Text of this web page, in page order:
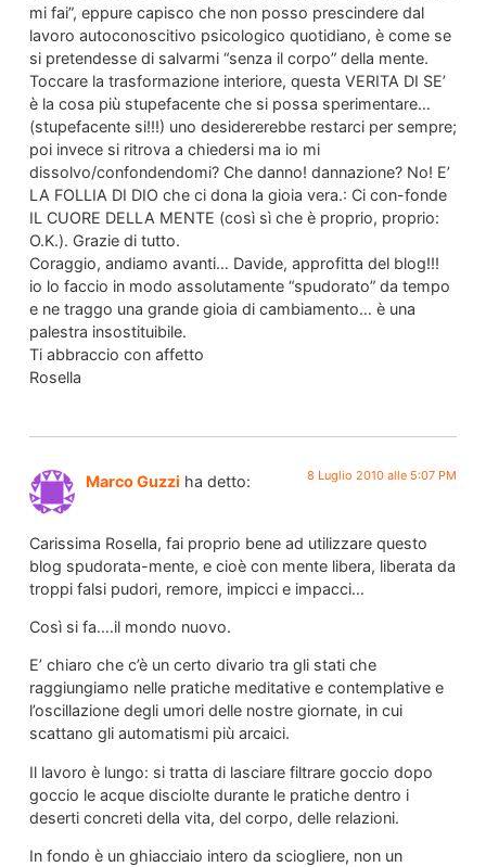
mi fai”, eppure capisco che non posso prescindere dal
lavoro autoconoscitivo psicologico quotidiano, è come se
si pretendesse di salvarmi “senza il corpo” della mente.
Toccare la trasformazione interiore, questa VERITA DI SE’
è la cosa più stupefacente che si possa sperimentare…
(stupefacente si!!!) uno desidererebbe restarci per sempre;
poi invece si ritrova a chiedersi ma io mi
dissolvo/confondendomi? Che danno! dannazione? No! E’
LA FOLLIA DI DIO che ci dona la gioia vera.: Ci con-fonde
IL CUORE DELLA MENTE (così sì che è proprio, proprio:
O.K.). Grazie di tutto.
Coraggio, andiamo avanti… Davide, approfitta del blog!!!
io lo faccio in modo assolutamente “spudorato” da tempo
e ne traggo una grande gioia di cambiamento… è una
palestra insostituibile.
Ti abbraccio con affetto
Rosella
Marco Guzzi ha detto: 8 Luglio 2010 alle 5:07 PM
Carissima Rosella, fai proprio bene ad utilizzare questo
blog spudorata-mente, e cioè con mente libera, liberata da
troppi falsi pudori, remore, impicci e impacci…
Così si fa….il mondo nuovo.
E’ chiaro che c’è un certo divario tra gli stati che
raggiungiamo nelle pratiche meditative e contemplative e
l’oscillazione degli umori delle nostre giornate, in cui
scattano gli automatismi più arcaici.
Il lavoro è lungo: si tratta di lasciare filtrare goccio dopo
goccio le acque disciolte durante le pratiche dentro i
deserti concreti della vita, del corpo, delle relazioni.
In fondo è un ghiacciaio intero da sciogliere, non un